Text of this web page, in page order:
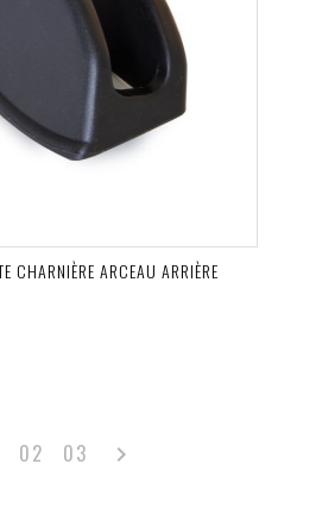
CHARNIÈRE ARCEAU ARRIÈRE
02 03 Suivant
